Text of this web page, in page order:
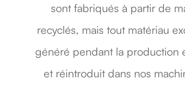
sont fabriqués à partir de
recyclés, mais tout matériau
généré pendant la production
et réintroduit dans nos